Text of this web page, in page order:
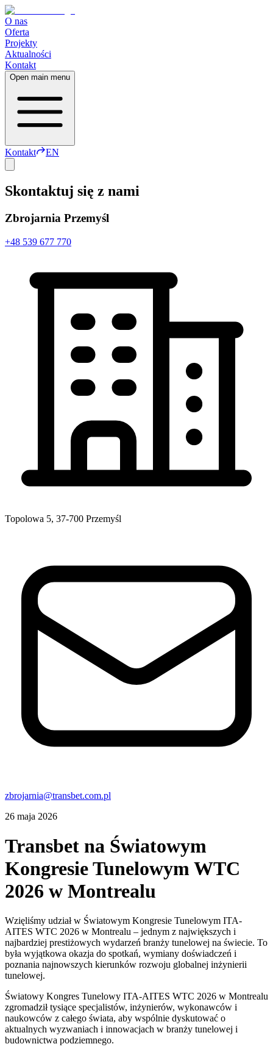
O nas
Oferta
Projekty
Aktualności
Kontakt
Open main menu
Kontakt EN
Skontaktuj się z nami
Zbrojarnia Przemyśl
+48 539 677 770
Topolowa 5, 37-700 Przemyśl
zbrojarnia@transbet.com.pl
26 maja 2026
Transbet na Światowym
Kongresie Tunelowym WTC
2026 w Montrealu
Wzięliśmy udział w Światowym Kongresie Tunelowym ITA-
AITES WTC 2026 w Montrealu – jednym z największych i
najbardziej prestiżowych wydarzeń branży tunelowej na świecie. To
była wyjątkowa okazja do spotkań, wymiany doświadczeń i
poznania najnowszych kierunków rozwoju globalnej inżynierii
tunelowej.
Światowy Kongres Tunelowy ITA-AITES WTC 2026 w Montrealu
zgromadził tysiące specjalistów, inżynierów, wykonawców i
naukowców z całego świata, aby wspólnie dyskutować o
aktualnych wyzwaniach i innowacjach w branży tunelowej i
budownictwa podziemnego.